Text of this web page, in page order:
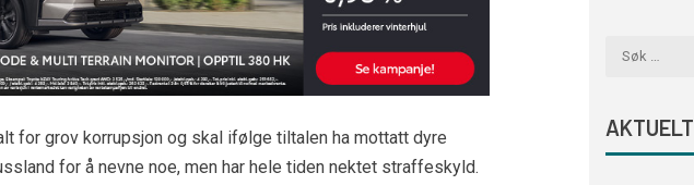
for grov korrupsjon og skal ifølge tiltalen ha mottatt dyre
for å nevne noe, men har hele tiden nektet straffeskyld.
AKTUELT